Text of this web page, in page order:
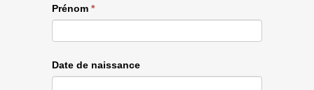
Prénom *
Date de naissance